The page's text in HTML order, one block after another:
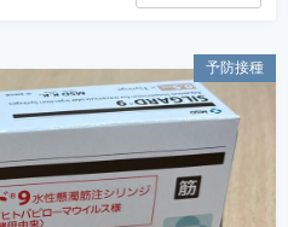
予防接種